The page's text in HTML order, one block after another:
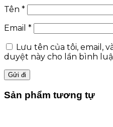
Tên *
Email *
Lưu tên của tôi, email,
duyệt này cho lần bình
Sản phẩm tương tự